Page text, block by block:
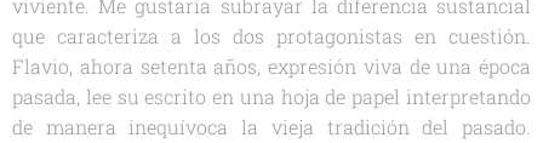
viviente. Me gustaría subrayar la diferencia sustancial
que caracteriza a los dos protagonistas en cuestión.
Flavio, ahora setenta años, expresión viva de una época
pasada, lee su escrito en una hoja de papel interpretando
de manera inequívoca la vieja tradición del pasado.